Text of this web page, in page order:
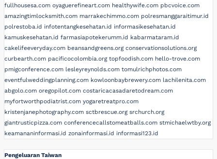
fullhousesa.com oyaguerefineart.com healthywife.com pbcvoice.com
amazingtimlocksmith.com marrakechimmo.com polresmanggaraitimur.id
polrestoba.id infotentangkesehatan.id informasikesehatan.id
kamuskesehatan.id farmasiapotekerumm.id kabarmataram.id
cakelifeeveryday.com beansandgreens.org conservationsolutions.org
curbearth.com pacificocolombia.org topfoodish.com hello-trove.com
pmigconference.com lesleyreynolds.com tomulrichphotos.com
eventfulweddingplanning.com kowloonbaybrewery.com lachilenita.com
abgolo.com oregopilot.com costaricacasadaretodream.com
myfortworthpodiatrist.com yogaretreatpro.com
kristenjanephotography.com sctbrescue.org srchurch.org
giantrusticpizza.com conferencecallstomeatballs.com stmichaelwtby.org
keamananinformasi.id zonainformasi.id informasi123.id
Pengeluaran Taiwan